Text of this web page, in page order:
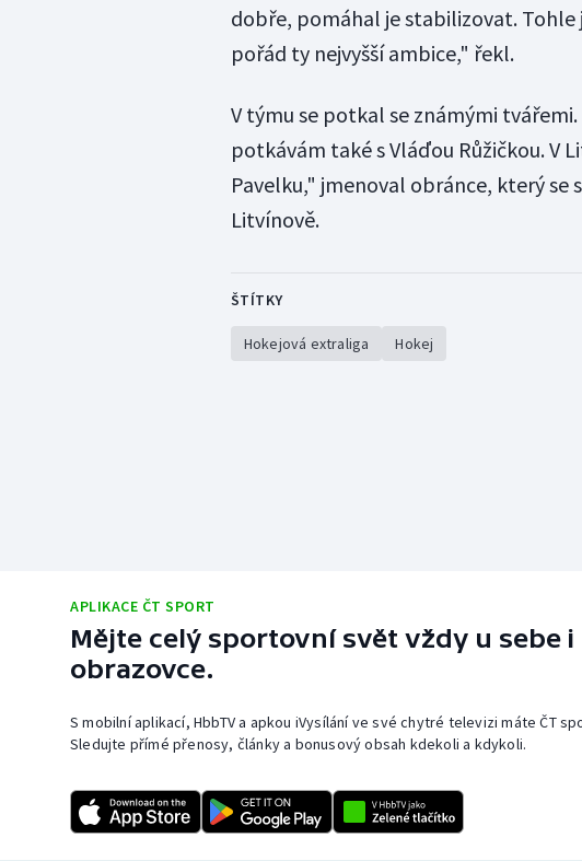
dobře, pomáhal je stabilizovat. Tohle
pořád ty nejvyšší ambice," řekl.
V týmu se potkal se známými
potkávám také s Vláďou Růžičkou. V
Pavelku," jmenoval obránce, který
Litvínově.
ŠTÍTKY
Hokejová extraliga Hokej
APLIKACE ČT SPORT
Mějte celý sportovní svět vždy u sebe i
obrazovce.
S mobilní aplikací, HbbTV a apkou iVysílání ve své chytré televizi máte ČT
Sledujte přímé přenosy, články a bonusový obsah kdekoli a kdykoli.